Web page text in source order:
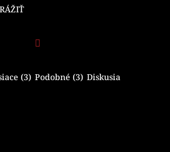
(3) Podobné (3) Diskusia